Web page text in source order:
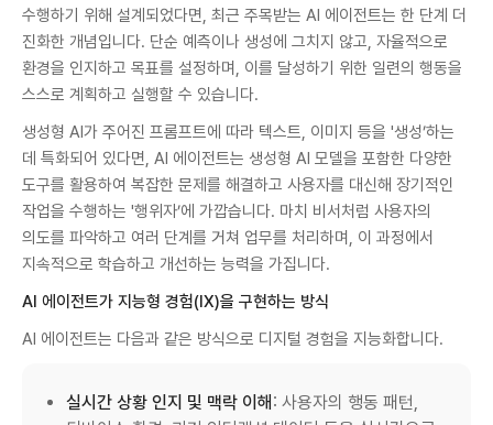
수행하기 위해 설계되었다면, 최근 주목받는 AI 에이전트는 한 단계 더
진화한 개념입니다. 단순 예측이나 생성에 그치지 않고, 자율적으로
환경을 인지하고 목표를 설정하며, 이를 달성하기 위한 일련의 행동을
스스로 계획하고 실행할 수 있습니다.
생성형 AI가 주어진 프롬프트에 따라 텍스트, 이미지 등을 '생성’하는
데 특화되어 있다면, AI 에이전트는 생성형 AI 모델을 포함한 다양한
도구를 활용하여 복잡한 문제를 해결하고 사용자를 대신해 장기적인
작업을 수행하는 '행위자’에 가깝습니다. 마치 비서처럼 사용자의
의도를 파악하고 여러 단계를 거쳐 업무를 처리하며, 이 과정에서
지속적으로 학습하고 개선하는 능력을 가집니다.
AI 에이전트가 지능형 경험(IX)을 구현하는 방식
AI 에이전트는 다음과 같은 방식으로 디지털 경험을 지능화합니다.
실시간 상황 인지 및 맥락 이해 : 사용자의 행동 패턴,